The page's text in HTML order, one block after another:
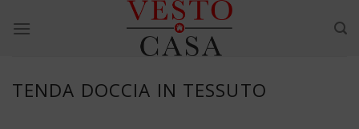
TENDA DOCCIA IN TESSUTO